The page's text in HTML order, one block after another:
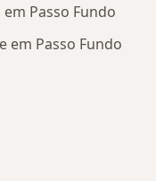
Passo Fundo
em Passo Fundo